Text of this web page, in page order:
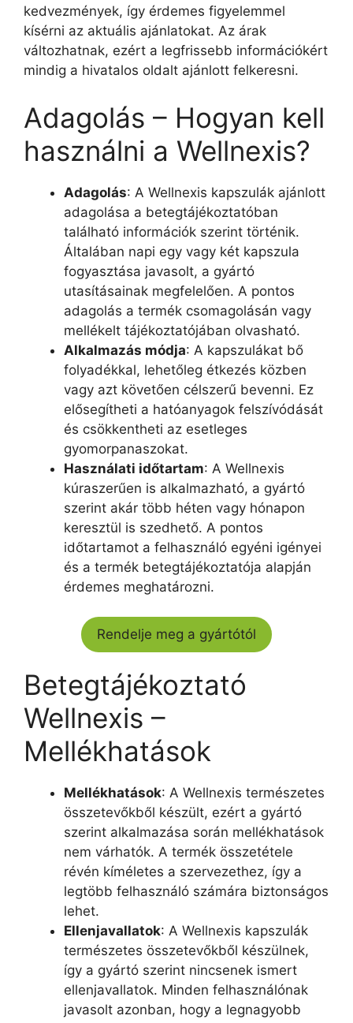
kedvezmények, így érdemes figyelemmel
kísérni az aktuális ajánlatokat. Az árak
változhatnak, ezért a legfrissebb információkért
mindig a hivatalos oldalt ajánlott felkeresni.
Adagolás – Hogyan kell
használni a Wellnexis?
Adagolás: A Wellnexis kapszulák ajánlott
adagolása a betegtájékoztatóban
található információk szerint történik.
Általában napi egy vagy két kapszula
fogyasztása javasolt, a gyártó
utasításainak megfelelően. A pontos
adagolás a termék csomagolásán vagy
mellékelt tájékoztatójában olvasható.
Alkalmazás módja: A kapszulákat bő
folyadékkal, lehetőleg étkezés közben
vagy azt követően célszerű bevenni. Ez
elősegítheti a hatóanyagok felszívódását
és csökkentheti az esetleges
gyomorpanaszokat.
Használati időtartam: A Wellnexis
kúraszerűen is alkalmazható, a gyártó
szerint akár több héten vagy hónapon
keresztül is szedhető. A pontos
időtartamot a felhasználó egyéni igényei
és a termék betegtájékoztatója alapján
érdemes meghatározni.
Rendelje meg a gyártótól
Betegtájékoztató
Wellnexis –
Mellékhatások
Mellékhatások: A Wellnexis természetes
összetevőkből készült, ezért a gyártó
szerint alkalmazása során mellékhatások
nem várhatók. A termék összetétele
révén kíméletes a szervezethez, így a
legtöbb felhasználó számára biztonságos
lehet.
Ellenjavallatok: A Wellnexis kapszulák
természetes összetevőkből készülnek,
így a gyártó szerint nincsenek ismert
ellenjavallatok. Minden felhasználónak
javasolt azonban, hogy a legnagyobb